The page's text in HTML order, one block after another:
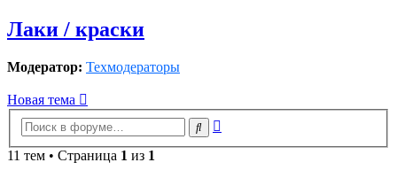
Лаки / краски
Модератор: Техмодераторы
Новая тема
Поиск
11 тем • Страница 1 из 1